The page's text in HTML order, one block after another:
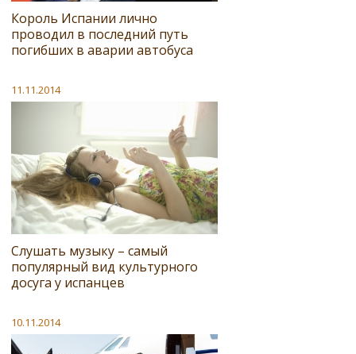
Король Испании лично
проводил в последний путь
погибших в аварии автобуса
11.11.2014
Слушать музыку – самый
популярный вид культурного
досуга у испанцев
10.11.2014